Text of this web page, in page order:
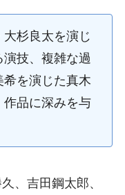
杉良太を演じ
技、複雑な過
を演じた真木
作品に深みを与
、吉田鋼太郎、